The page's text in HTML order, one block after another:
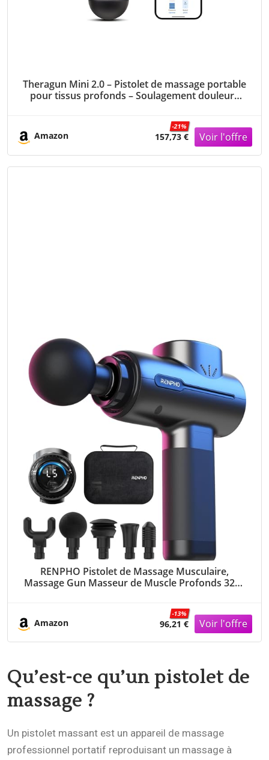
Theragun Mini 2.0 – Pistolet de massage portable
pour tissus profonds – Soulagement douleurs
Amazon 157,73 €
-21%
RENPHO Pistolet de Massage Musculaire,
Massage Gun Masseur de Muscle Profonds 3200
Ultra Silencieux (Noir)
Amazon 96,21 €
-13%
Qu’est-ce qu’un pistolet de
massage ?
Un pistolet massant est un appareil de massage
professionnel portatif reproduisant un massage à